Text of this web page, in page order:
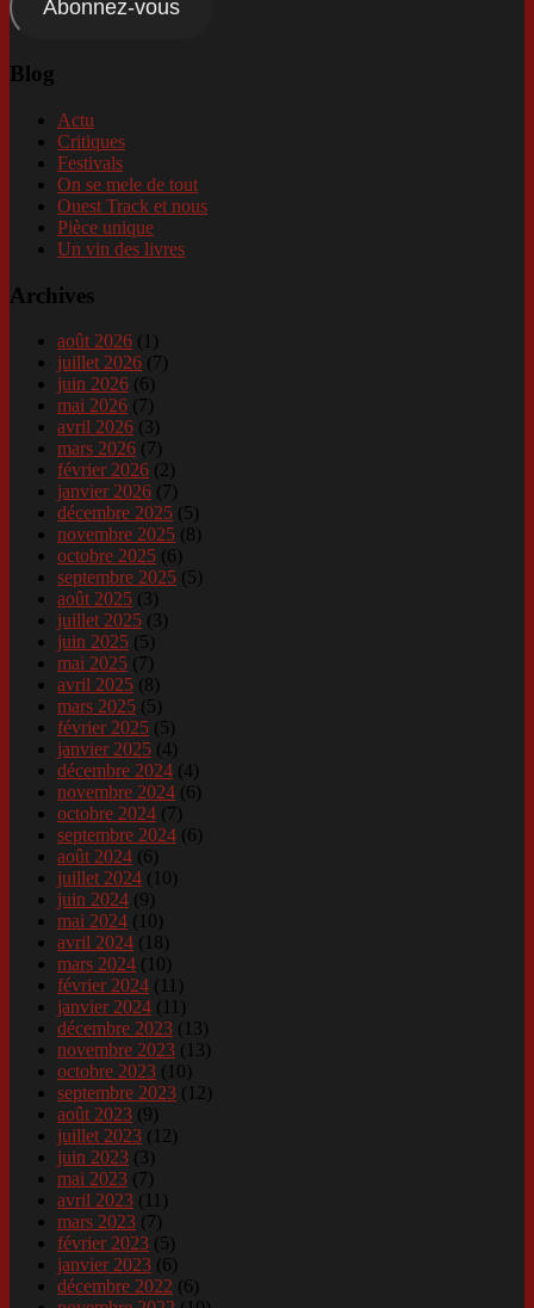
Abonnez-vous
Blog
Actu
Critiques
Festivals
On se mele de tout
Ouest Track et nous
Pièce unique
Un vin des livres
Archives
août 2026 (1)
juillet 2026 (7)
juin 2026 (6)
mai 2026 (7)
avril 2026 (3)
mars 2026 (7)
février 2026 (2)
janvier 2026 (7)
décembre 2025 (5)
novembre 2025 (8)
octobre 2025 (6)
septembre 2025 (5)
août 2025 (3)
juillet 2025 (3)
juin 2025 (5)
mai 2025 (7)
avril 2025 (8)
mars 2025 (5)
février 2025 (5)
janvier 2025 (4)
décembre 2024 (4)
novembre 2024 (6)
octobre 2024 (7)
septembre 2024 (6)
août 2024 (6)
juillet 2024 (10)
juin 2024 (9)
mai 2024 (10)
avril 2024 (18)
mars 2024 (10)
février 2024 (11)
janvier 2024 (11)
décembre 2023 (13)
novembre 2023 (13)
octobre 2023 (10)
septembre 2023 (12)
août 2023 (9)
juillet 2023 (12)
juin 2023 (3)
mai 2023 (7)
avril 2023 (11)
mars 2023 (7)
février 2023 (5)
janvier 2023 (6)
décembre 2022 (6)